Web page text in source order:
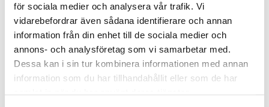
för sociala medier och analysera vår trafik. Vi
vidarebefordrar även sådana identifierare och annan
information från din enhet till de sociala medier och
annons- och analysföretag som vi samarbetar med.
Dessa kan i sin tur kombinera informationen med annan
information som du har tillhandahållit eller som de har
Lägg till i favoriter INFO Lägg till i favoriter